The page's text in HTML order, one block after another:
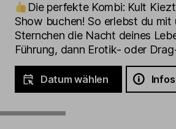
Die perfekte Kombi: Kult
Show buchen! So erlebst du
Sternchen die Nacht deines
Führung, dann Erotik- oder
Datum wählen Infos